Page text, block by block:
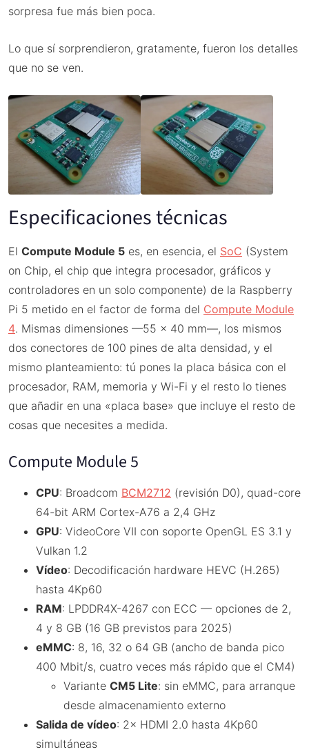
sorpresa fue más bien poca.
Lo que sí sorprendieron, gratamente, fueron los detalles
que no se ven.
Especificaciones técnicas
El Compute Module 5 es, en esencia, el SoC (System
on Chip, el chip que integra procesador, gráficos y
controladores en un solo componente) de la Raspberry
Pi 5 metido en el factor de forma del Compute Module
4. Mismas dimensiones —55 × 40 mm—, los mismos
dos conectores de 100 pines de alta densidad, y el
mismo planteamiento: tú pones la placa básica con el
procesador, RAM, memoria y Wi-Fi y el resto lo tienes
que añadir en una «placa base» que incluye el resto de
cosas que necesites a medida.
Compute Module 5
CPU: Broadcom BCM2712 (revisión D0), quad-core
64-bit ARM Cortex-A76 a 2,4 GHz
GPU: VideoCore VII con soporte OpenGL ES 3.1 y
Vulkan 1.2
Vídeo: Decodificación hardware HEVC (H.265)
hasta 4Kp60
RAM: LPDDR4X-4267 con ECC — opciones de 2,
4 y 8 GB (16 GB previstos para 2025)
eMMC: 8, 16, 32 o 64 GB (ancho de banda pico
400 Mbit/s, cuatro veces más rápido que el CM4)
Variante CM5 Lite: sin eMMC, para arranque
desde almacenamiento externo
Salida de vídeo: 2× HDMI 2.0 hasta 4Kp60
simultáneas